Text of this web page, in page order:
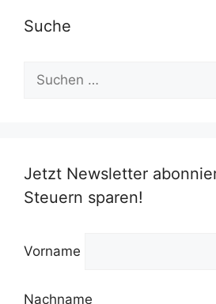
Suche
nach:
Jetzt Newsletter
Steuern sparen!
Vorname
Nachname